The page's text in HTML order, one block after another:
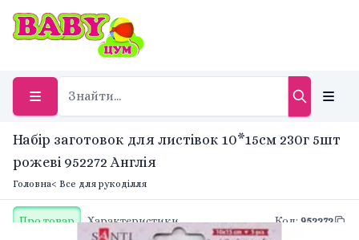
Набір заготовок для листівок 10*15см 230г 5шт
рожеві 952272 Англія
Головна< Все для рукоділля
Про товар Характеристики Код: 952272